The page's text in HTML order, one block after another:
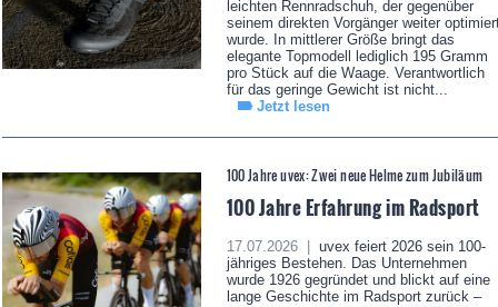
leichten Rennradschuh, der gegenüber
seinem direkten Vorgänger weiter
wurde. In mittlerer Größe bringt das
elegante Topmodell lediglich 195 Gramm
pro Stück auf die Waage. Verantwortlich
für das geringe Gewicht ist nicht...
Jetzt lesen
100 Jahre uvex: Zwei neue Helme zum Jubiläum
100 Jahre Erfahrung im Radsport
17.07.2026 |
uvex feiert 2026 sein 100-
jähriges Bestehen. Das Unternehmen
wurde 1926 gegründet und blickt auf eine
lange Geschichte im Radsport zurück –